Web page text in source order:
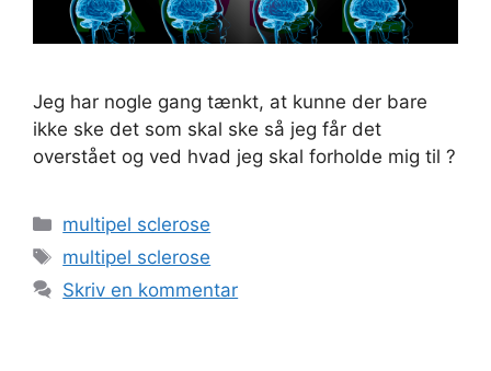
Jeg har nogle gang tænkt, at kunne der bare
ikke ske det som skal ske så jeg får det
overstået og ved hvad jeg skal forholde mig til ?
Kategorier
multipel sclerose
Tags
multipel sclerose
Skriv en kommentar